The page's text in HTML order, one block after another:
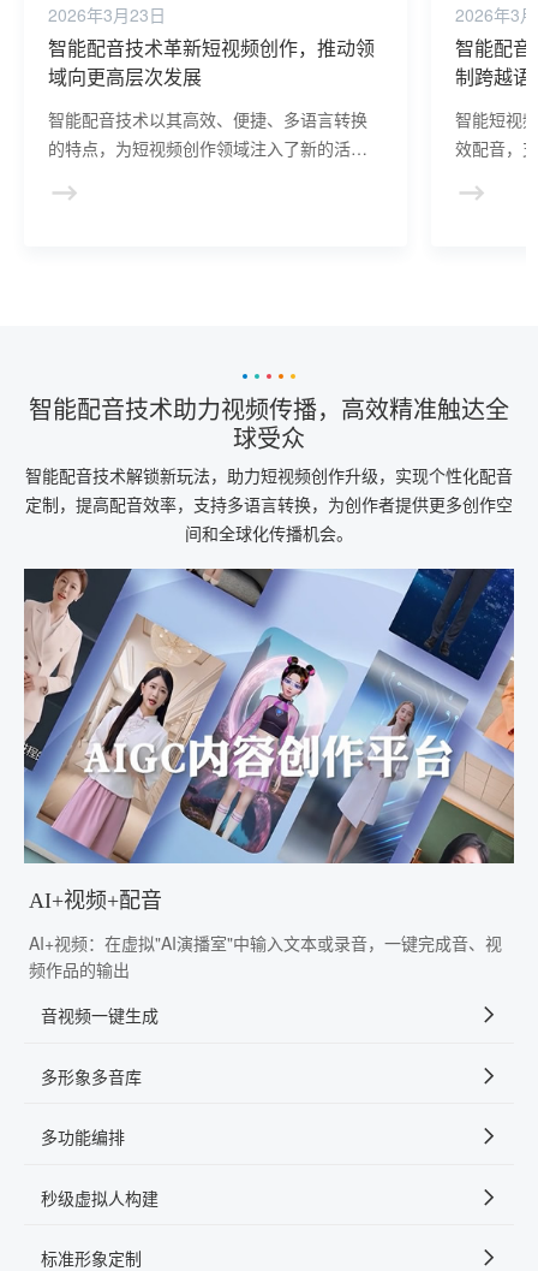
2026年3月23日
智能配音技术革新短视频创作，推动领
域向更高层次发展
智能配音技术以其高效、便捷、多语言转换
的特点，为短视频创作领域注入了新的活
泛的受众覆盖。
2026年3
智能配音
制跨越语
智能短视
效配音，
新体验。
智能配音技术助力视频传播，高效精准触达全
球受众
智能配音技术解锁新玩法，助力短视频创作升级，实现个性化配音
定制，提高配音效率，支持多语言转换，为创作者提供更多创作空
间和全球化传播机会。
AI+视频+配音
AI+视频：在虚拟"AI演播室"中输入文本或录音，一键完成音、视
频作品的输出
音视频一键生成
多形象多音库
多功能编排
秒级虚拟人构建
标准形象定制